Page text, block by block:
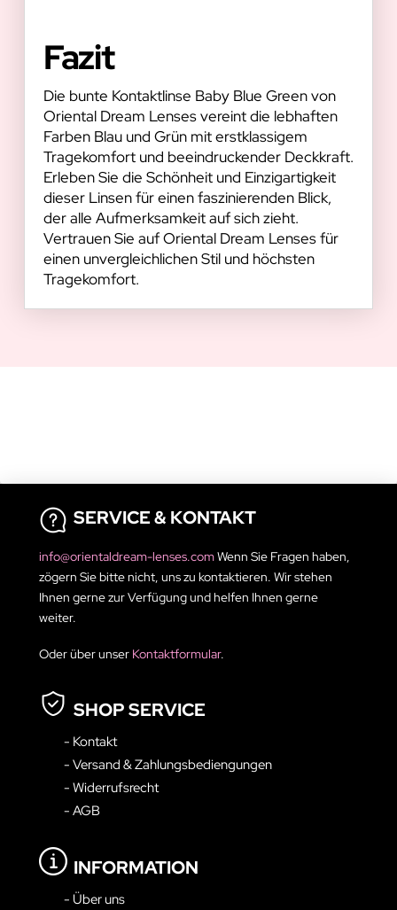
Fazit
Die bunte Kontaktlinse Baby Blue Green von
Oriental Dream Lenses vereint die lebhaften
Farben Blau und Grün mit erstklassigem
Tragekomfort und beeindruckender Deckkraft.
Erleben Sie die Schönheit und Einzigartigkeit
dieser Linsen für einen faszinierenden Blick,
der alle Aufmerksamkeit auf sich zieht.
Vertrauen Sie auf Oriental Dream Lenses für
einen unvergleichlichen Stil und höchsten
Tragekomfort.
SERVICE & KONTAKT
info@orientaldream-lenses.comWenn Sie Fragen haben,
zögern Sie bitte nicht, uns zu kontaktieren. Wir stehen
Ihnen gerne zur Verfügung und helfen Ihnen gerne
weiter.
Oder über unser Kontaktformular.
SHOP SERVICE
- Kontakt
- Versand & Zahlungsbediengungen
- Widerrufsrecht
- AGB
INFORMATION
- Über uns